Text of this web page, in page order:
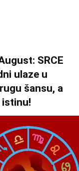
SRCE
ulaze u
šansu, a